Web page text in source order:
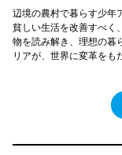
辺境の農村で暮らす少年
貧しい生活を改善すべく
物を読み解き、理想の
リアが、世界に変革をも